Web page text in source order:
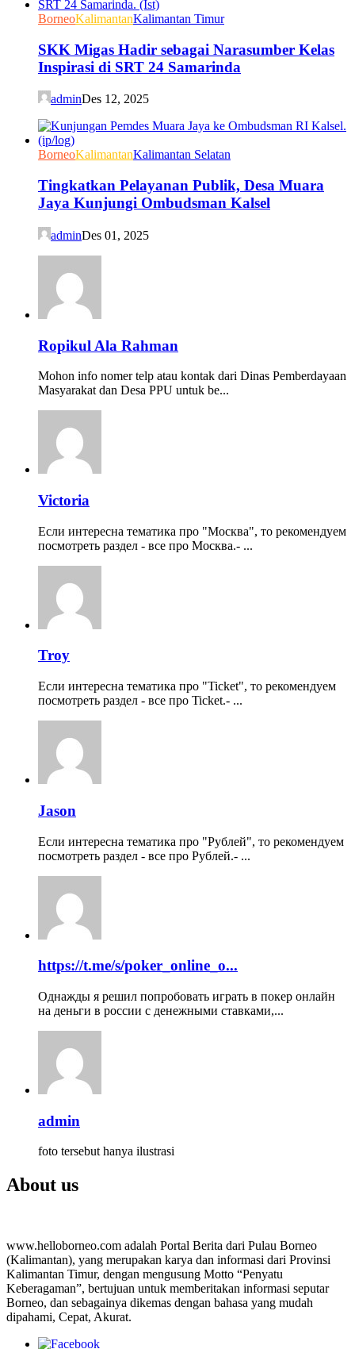
BorneoKalimantanKalimantan Timur
SKK Migas Hadir sebagai Narasumber Kelas
Inspirasi di SRT 24 Samarinda
adminDes 12, 2025
BorneoKalimantanKalimantan Selatan
Tingkatkan Pelayanan Publik, Desa Muara
Jaya Kunjungi Ombudsman Kalsel
adminDes 01, 2025
Ropikul Ala Rahman
Mohon info nomer telp atau kontak dari Dinas Pemberdayaan
Masyarakat dan Desa PPU untuk be...
Victoria
Если интересна тематика про "Москва", то рекомендуем
посмотреть раздел - все про Москва.- ...
Troy
Если интересна тематика про "Ticket", то рекомендуем
посмотреть раздел - все про Ticket.- ...
Jason
Если интересна тематика про "Рублей", то рекомендуем
посмотреть раздел - все про Рублей.- ...
https://t.me/s/poker_online_o...
Однажды я решил попробовать играть в покер онлайн
на деньги в россии с денежными ставками,...
admin
foto tersebut hanya ilustrasi
About us
www.helloborneo.com adalah Portal Berita dari Pulau Borneo
(Kalimantan), yang merupakan karya dan informasi dari Provinsi
Kalimantan Timur, dengan mengusung Motto “Penyatu
Keberagaman”, bertujuan untuk memberitakan informasi seputar
Borneo, dan sebagainya dikemas dengan bahasa yang mudah
dipahami, Cepat, Akurat.